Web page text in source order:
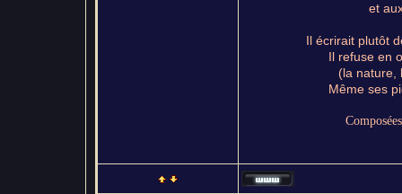
et
Il écrirait plutôt
Il refuse en
(la nature,
Même ses